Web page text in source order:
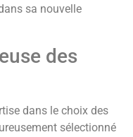
sa nouvelle
des
dans le choix des
sélectionné